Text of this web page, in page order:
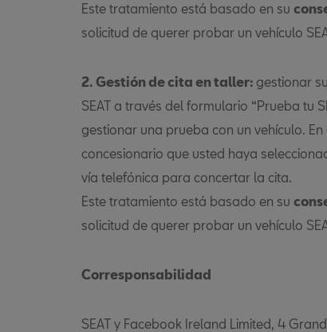
Este tratamiento está basado en su
solicitud de querer probar un vehículo
2. Gestión de cita en taller: gestionar
SEAT a través del formulario “Prueba tu
gestionar una prueba con un vehículo.
concesionario que usted haya
vía telefónica para concertar la cita.
Este tratamiento está basado en su
solicitud de querer probar un vehículo
Corresponsabilidad
SEAT y Facebook Ireland Limited, 4